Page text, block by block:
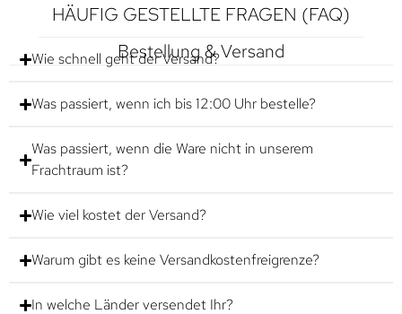
HÄUFIG GESTELLTE FRAGEN (FAQ)
Bestellung & Versand
Wie schnell geht der Versand?
Was passiert, wenn ich bis 12:00 Uhr bestelle?
Was passiert, wenn die Ware nicht in unserem
Frachtraum ist?
Wie viel kostet der Versand?
Warum gibt es keine Versandkostenfreigrenze?
In welche Länder versendet Ihr?